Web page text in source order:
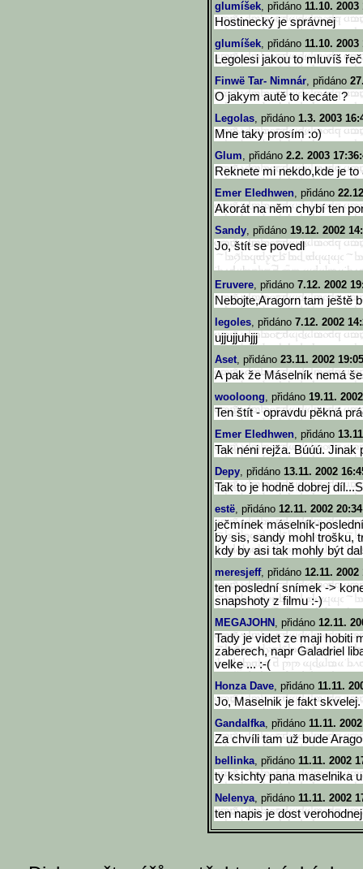
glumíšek, přidáno 11.10. 2003
Hostinecký je správnej
glumíšek, přidáno 11.10. 2003
Legolesi jakou to mluvíš
Finwë Tar- Nimnár, přidáno
O jakym autě to kecáte ?
Legolas, přidáno 1.3. 2003
Mne taky prosím :o)
Glum, přidáno 2.2. 2003
Reknete mi nekdo,kde je to
Emer Eledhwen, přidáno
Akorát na něm chybí ten
Sandy, přidáno 19.12. 2002
Jo, štít se povedl
Eruvere, přidáno 7.12. 2002
Nebojte,Aragorn tam ještě
legoles, přidáno 7.12. 2002
ujjujjuhjjj
Aset, přidáno 23.11. 2002
A pak že Máselník nemá
wooloong, přidáno 19.11.
Ten štít - opravdu pěkná
Emer Eledhwen, přidáno
Tak néni rejža. Búúú. Jinak
Depy, přidáno 13.11. 2002
Tak to je hodně dobrej
estë, přidáno 12.11. 2002
ječmínek máselník-
by sis, sandy mohl trošku,
kdy by asi tak mohly být
meresjeff, přidáno 12.11. 2002
ten poslední snímek ->
snapshoty z filmu :-)
MEGAJOHN , přidáno 12.11.
Tady je videt ze maji hobiti
zaberech, napr Galadriel
velke ... :-(
Honza Dave, přidáno 11.11.
Jo, Maselnik je fakt
Gandalfka, přidáno 11.11.
Za chvíli tam už bude
bellinka, přidáno 11.11. 2002
ty ksichty pana maselnika
Nelenya, přidáno 11.11. 2002
ten napis je dost verohodnej